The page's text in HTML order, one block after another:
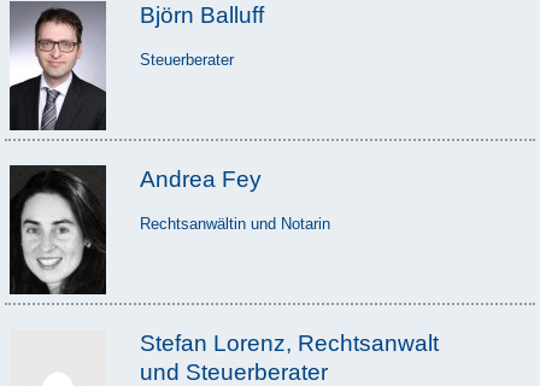
Björn Balluff
Steuerberater
Andrea Fey
Rechtsanwältin und Notarin
Stefan Lorenz, Rechtsanwalt
und Steuerberater